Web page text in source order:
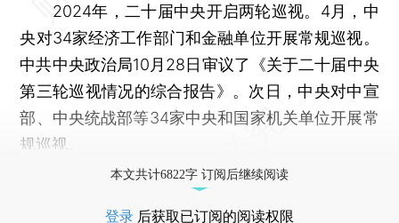
2024年，二十届中央开启两轮巡视。4月，中
央对34家经济工作部门和金融单位开展常规巡视。
中共中央政治局10月28日审议了《关于二十届中央
第三轮巡视情况的综合报告》。次日，中央对中宣
部、中央统战部等34家中央和国家机关单位开展常
规巡视。
本文共计6822字 订阅后继续阅读
登录 后获取已订阅的阅读权限